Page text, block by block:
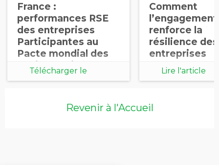
France :
performances RSE
des entreprises
Participantes au
Pacte mondial des
Nations Unies
Télécharger le
Comment
l’engagement
renforce la
résilience des
entreprises
Lire l'article
Revenir à l'Accueil